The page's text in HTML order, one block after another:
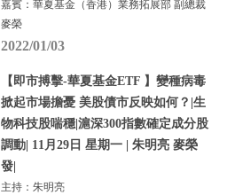
嘉賓：華夏基金（香港）業務拓展部 副總裁
麥榮
2022/01/03
【即市搏擊-華夏基金ETF 】變種病毒
掀起市場擔憂 美股債市反映如何？|生
物科技股喘穩|滬深300指數確定成分股
調動| 11月29日 星期一 | 朱明亮 麥榮
發|
主持：朱明亮